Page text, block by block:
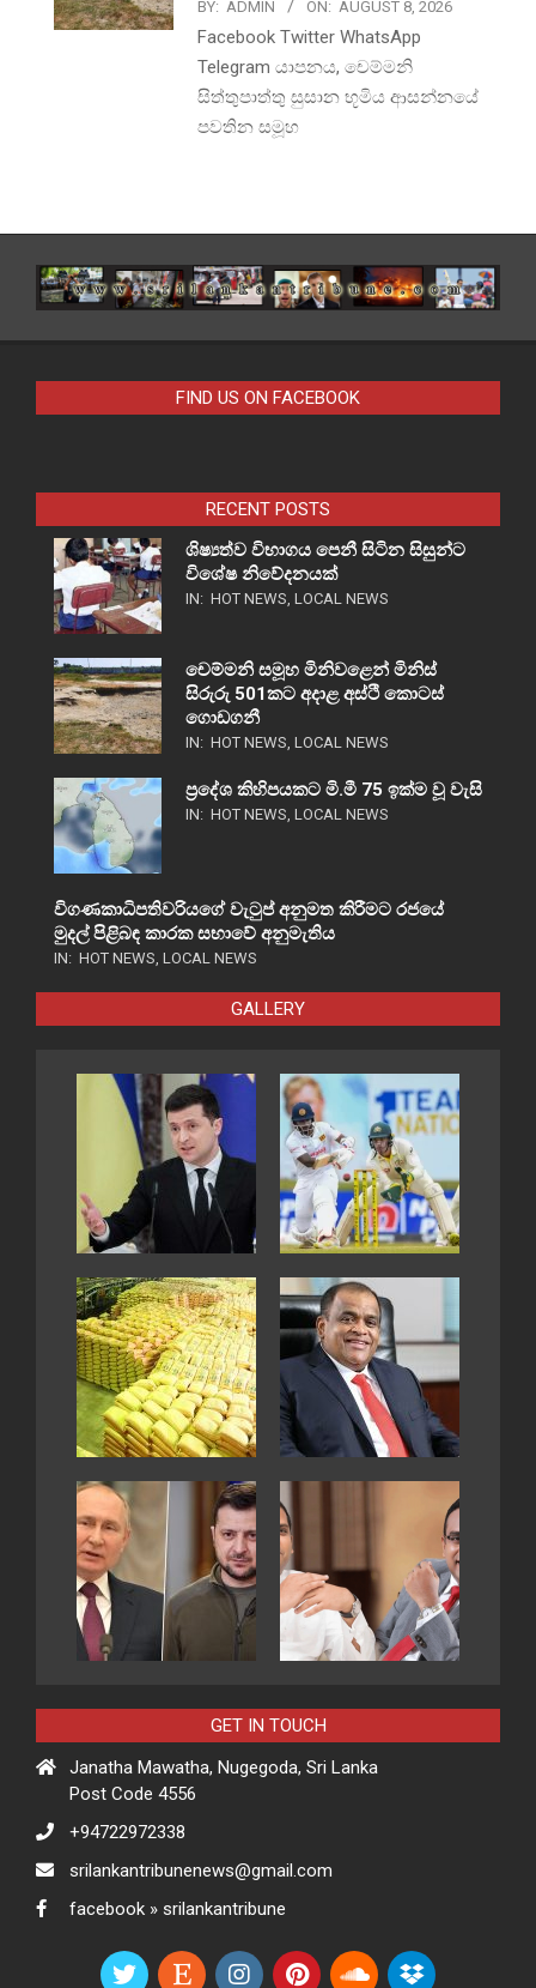
BY: ADMIN ON: AUGUST 8, 2026
Facebook Twitter WhatsApp
Telegram යාපනය, චෙම්මනි
සිත්තුපාත්තු සුසාන භූමිය ආසන්නයේ
පවතින සමූහ
FIND US ON FACEBOOK
RECENT POSTS
ශිෂ්‍යත්ව විභාගය පෙනී සිටින සිසුන්ට
විශේෂ නිවේදනයක්
IN: HOT NEWS, LOCAL NEWS
චෙම්මනි සමූහ මිනිවළෙන් මිනිස්
සිරුරු 501කට අදාළ අස්ථි කොටස්
ගොඩගනී
IN: HOT NEWS, LOCAL NEWS
ප්‍රදේශ කිහිපයකට මි.මී 75 ඉක්ම වූ වැසි
IN: HOT NEWS, LOCAL NEWS
විගණකාධිපතිවරියගේ වැටුප් අනුමත කිරීමට රජයේ
මුදල් පිළිබඳ කාරක සභාවේ අනුමැතිය
IN: HOT NEWS, LOCAL NEWS
GALLERY
GET IN TOUCH
Janatha Mawatha, Nugegoda, Sri Lanka
Post Code 4556
+94722972338
srilankantribunenews@gmail.com
facebook » srilankantribune